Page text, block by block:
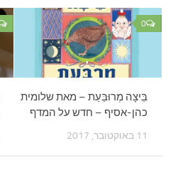
0
בֵּיצָה מְרוּבַּעַת – מאת שלומית
כהן-אסיף – חדש על המדף
11 באוקטובר, 2017